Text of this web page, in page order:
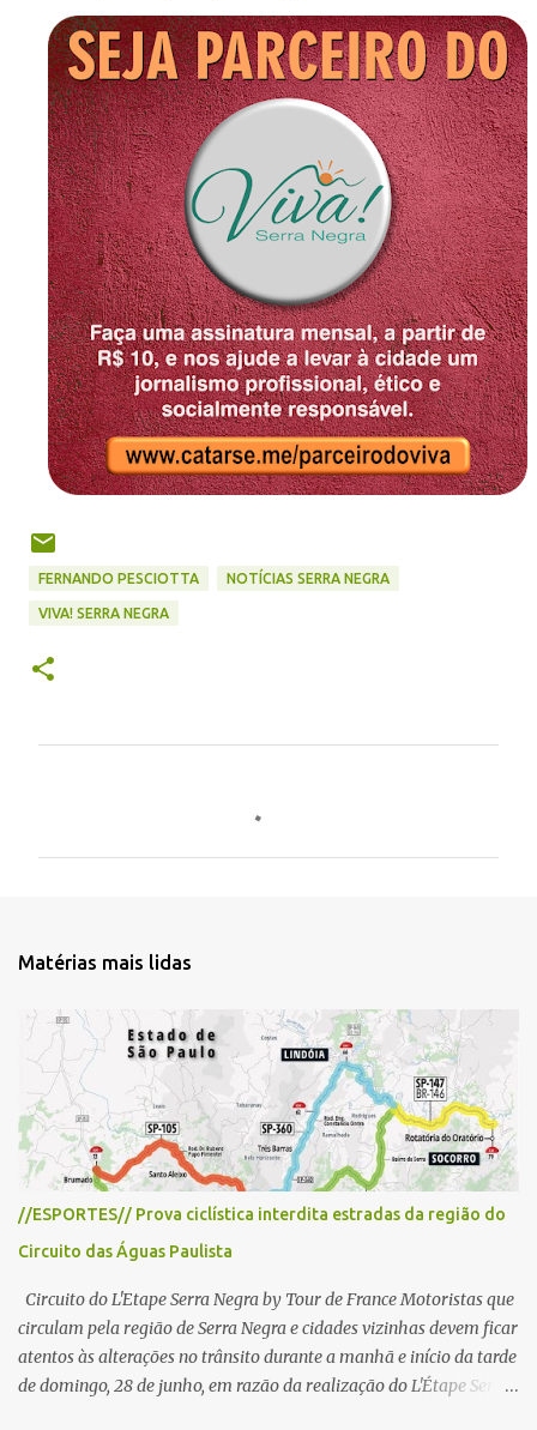
FERNANDO PESCIOTTA NOTÍCIAS SERRA NEGRA
VIVA! SERRA NEGRA
t
i
o
s
Matérias mais lidas
//ESPORTES// Prova ciclística interdita estradas da região do
Circuito das Águas Paulista
Circuito do L'Etape Serra Negra by Tour de France Motoristas que
circulam pela região de Serra Negra e cidades vizinhas devem ficar
atentos às alterações no trânsito durante a manhã e início da tarde
de domingo, 28 de junho, em razão da realização do L'Étape Serra